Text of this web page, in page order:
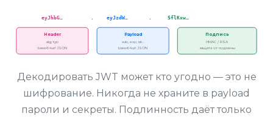
eyJhbG… . eyJzdW… . SflKxw…
Header
alg, typ
base64url JSON
Payload
sub, exp, iat…
base64url JSON
Подпись
HMAC / RSA
защита от подмены
Декодировать JWT может кто угодно — это не
шифрование. Никогда не храните в payload
пароли и секреты. Подлинность даёт только